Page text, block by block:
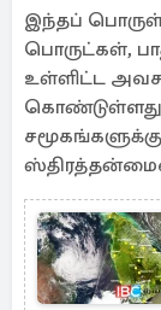
இந்தப் பொருள்
பொருட்கள்,
உள்ளிட்ட